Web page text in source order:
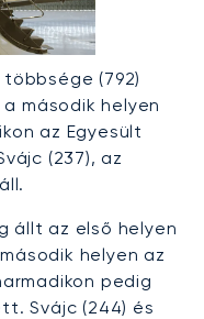
(792)
második helyen
az Egyesült
(237), az
állt az első helyen
helyen az
pedig
Svájc (244) és